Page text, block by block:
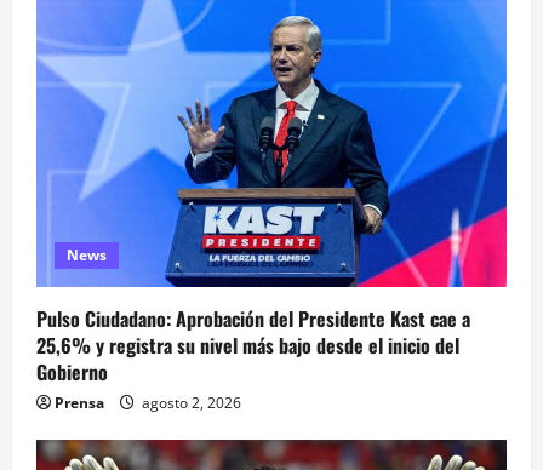
News
Pulso Ciudadano: Aprobación del Presidente Kast cae a
25,6% y registra su nivel más bajo desde el inicio del
Gobierno
Prensa agosto 2, 2026